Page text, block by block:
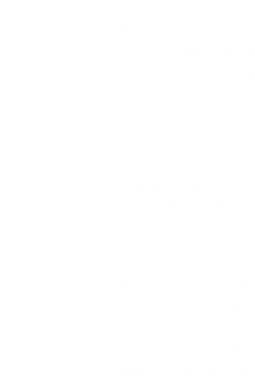
tedy dalším
Pokud jste
, nemusíte
úvěrový trh
hlavně
Nejvyužívanější
Centrální
SOLUS používají
operátoři,
prověřující
zapomenutých
bezproblémovém
). Tyto
které se tím